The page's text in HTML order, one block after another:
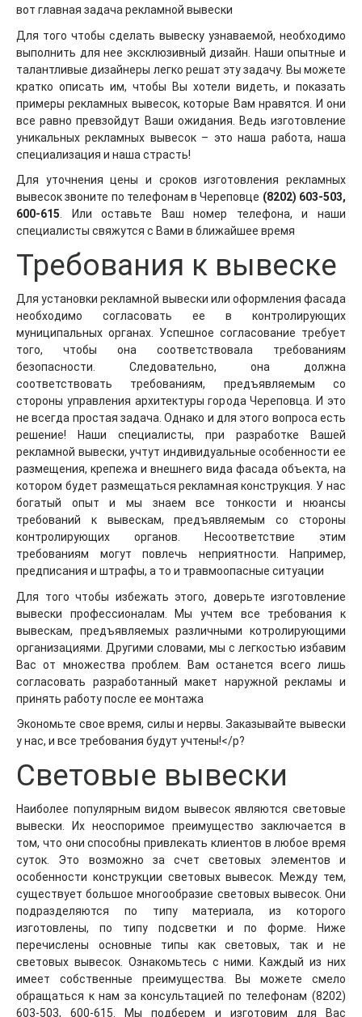
вот главная задача рекламной вывески
Для того чтобы сделать вывеску узнаваемой, необходимо
выполнить для нее эксклюзивный дизайн. Наши опытные и
талантливые дизайнеры легко решат эту задачу. Вы можете
кратко описать им, чтобы Вы хотели видеть, и показать
примеры рекламных вывесок, которые Вам нравятся. И они
все равно превзойдут Ваши ожидания. Ведь изготовление
уникальных рекламных вывесок – это наша работа, наша
специализация и наша страсть!
Для уточнения цены и сроков изготовления рекламных
вывесок звоните по телефонам в Череповце (8202) 603-503,
600-615 . Или оставьте Ваш номер телефона, и наши
специалисты свяжутся с Вами в ближайшее время
Требования к вывеске
Для установки рекламной вывески или оформления фасада
необходимо согласовать ее в контролирующих
муниципальных органах. Успешное согласование требует
того, чтобы она соответствовала требованиям
безопасности. Следовательно, она должна
соответствовать требованиям, предъявляемым со
стороны управления архитектуры города Череповца. И это
не всегда простая задача. Однако и для этого вопроса есть
решение! Наши специалисты, при разработке Вашей
рекламной вывески, учтут индивидуальные особенности ее
размещения, крепежа и внешнего вида фасада объекта, на
котором будет размещаться рекламная конструкция. У нас
богатый опыт и мы знаем все тонкости и нюансы
требований к вывескам, предъявляемым со стороны
контролирующих органов. Несоответствие этим
требованиям могут повлечь неприятности. Например,
предписания и штрафы, а то и травмоопасные ситуации
Для того чтобы избежать этого, доверьте изготовление
вывески профессионалам. Мы учтем все требования к
вывескам, предъявляемых различными котролирующими
организациями. Другими словами, мы с легкостью избавим
Вас от множества проблем. Вам останется всего лишь
согласовать разработанный макет наружной рекламы и
принять работу после ее монтажа
Экономьте свое время, силы и нервы. Заказывайте вывески
у нас, и все требования будут учтены!</p?
Световые вывески
Наиболее популярным видом вывесок являются световые
вывески. Их неоспоримое преимущество заключается в
том, что они способны привлекать клиентов в любое время
суток. Это возможно за счет световых элементов и
особенности конструкции световых вывесок. Между тем,
существует большое многообразие световых вывесок. Они
подразделяются по типу материала, из которого
изготовлены, по типу подсветки и по форме. Ниже
перечислены основные типы как световых, так и не
световых вывесок. Ознакомьтесь с ними. Каждый из них
имеет собственные преимущества. Вы можете смело
обращаться к нам за консультацией по телефонам (8202)
603-503, 600-615. Мы подберем и изготовим для Вас